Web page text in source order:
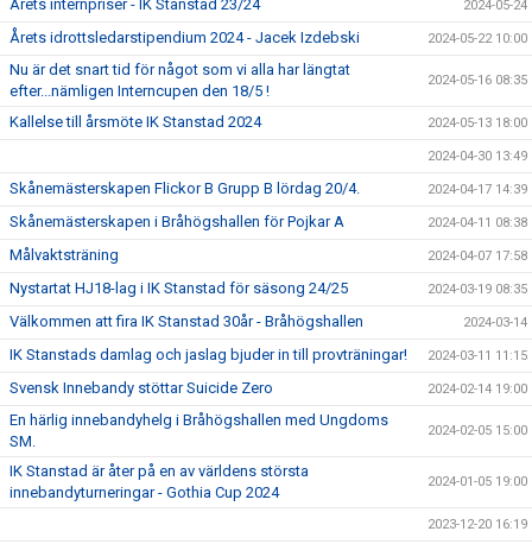
Årets internpriser - IK Stanstad 23/24 2024-05-24
Årets idrottsledarstipendium 2024 - Jacek Izdebski 2024-05-22 10:00
Nu är det snart tid för något som vi alla har längtat
efter...nämligen Interncupen den 18/5 !
2024-05-16 08:35
Kallelse till årsmöte IK Stanstad 2024 2024-05-13 18:00
2024-04-30 13:49
Skånemästerskapen Flickor B Grupp B lördag 20/4. 2024-04-17 14:39
Skånemästerskapen i Bråhögshallen för Pojkar A 2024-04-11 08:38
Målvaktsträning 2024-04-07 17:58
Nystartat HJ18-lag i IK Stanstad för säsong 24/25 2024-03-19 08:35
Välkommen att fira IK Stanstad 30år - Bråhögshallen 2024-03-14
IK Stanstads damlag och jaslag bjuder in till provträningar! 2024-03-11 11:15
Svensk Innebandy stöttar Suicide Zero 2024-02-14 19:00
En härlig innebandyhelg i Bråhögshallen med Ungdoms
SM.
2024-02-05 15:00
IK Stanstad är åter på en av världens största
innebandyturneringar - Gothia Cup 2024
2024-01-05 19:00
2023-12-20 16:19